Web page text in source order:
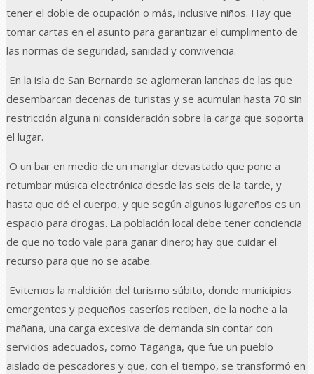
tener el doble de ocupación o más, inclusive niños. Hay que
tomar cartas en el asunto para garantizar el cumplimento de
las normas de seguridad, sanidad y convivencia.
En la isla de San Bernardo se aglomeran lanchas de las que
desembarcan decenas de turistas y se acumulan hasta 70 sin
restricción alguna ni consideración sobre la carga que soporta
el lugar.
O un bar en medio de un manglar devastado que pone a
retumbar música electrónica desde las seis de la tarde, y
hasta que dé el cuerpo, y que según algunos lugareños es un
espacio para drogas. La población local debe tener conciencia
de que no todo vale para ganar dinero; hay que cuidar el
recurso para que no se acabe.
Evitemos la maldición del turismo súbito, donde municipios
emergentes y pequeños caseríos reciben, de la noche a la
mañana, una carga excesiva de demanda sin contar con
servicios adecuados, como Taganga, que fue un pueblo
aislado de pescadores y que, con el tiempo, se transformó en